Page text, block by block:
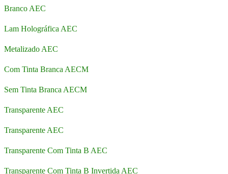
Branco AEC
Lam Holográfica AEC
Metalizado AEC
Com Tinta Branca AECM
Sem Tinta Branca AECM
Transparente AEC
Transparente AEC
Transparente Com Tinta B AEC
Transparente Com Tinta B Invertida AEC